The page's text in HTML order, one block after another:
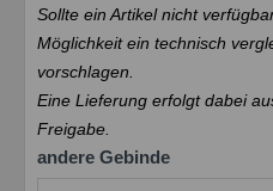
Sollte ein Artikel nicht
Möglichkeit ein technisch
vorschlagen.
Eine Lieferung erfolgt dabei
Freigabe.
andere Gebinde